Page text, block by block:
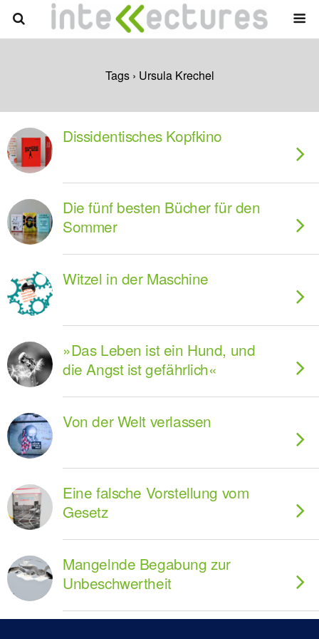
Tags › Ursula Krechel
Dissidentisches Kopfkino
Die fünf besten Bücher für den
Sommer
Witzel in der Maschine
»Das Leben ist ein Hund, und
die Angst ist gefährlich«
Von der Welt verlassen
Eine falsche Vorstellung vom
Gesetz
Mangelnde Begabung zur
Unbeschwertheit